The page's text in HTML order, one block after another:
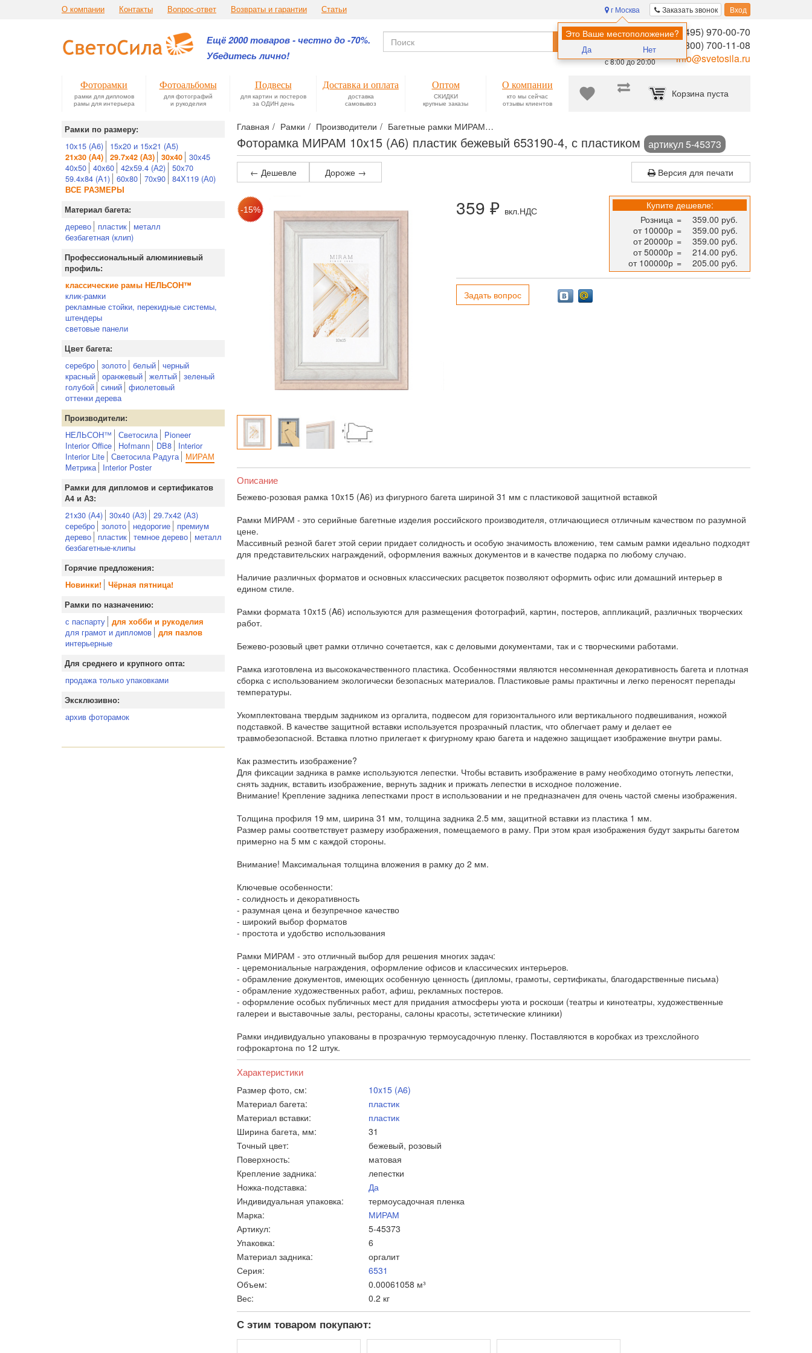
О компании Контакты Вопрос-ответ Возвраты и гарантии Статьи Заказать звонок Вход
г Москва
Это Ваше местоположение?
Да Нет
Ещё 2000 товаров - честно до -70%.
Убедитесь лично!
Помощь в
выборе:
Ежедневно,
с 8:00 до 20:00
8 (495) 970-00-70
8 (800) 700-11-08
info@svetosila.ru
Найти
Корзина пуста
Фоторамки
рамки для дипломов
рамы для интерьера
Фотоальбомы
для фотографий
и рукоделия
Подвесы
для картин и постеров
за ОДИН день
Доставка и оплата
доставка
самовывоз
Оптом
СКИДКИ
крупные заказы
О компании
кто мы сейчас
отзывы клиентов
Главная Рамки Производители Багетные рамки МИРАМ
Фоторамка МИРАМ 10x15 (А6) пластик бежевый 653190-4, с пластиком артикул 5-45373
Рамки по размеру:
10х15 (А6) 15х20 и 15х21 (А5)
21х30 (А4) 29.7х42 (А3) 30х40
30х45
40х50 40х60 42х59.4 (А2) 50х70
59.4х84 (А1) 60х80 70х90 84Х119 (А0)
ВСЕ РАЗМЕРЫ
Материал багета:
дерево пластик
металл
безбагетная (клип)
Профессиональный алюминиевый
профиль:
классические рамы НЕЛЬСОН™
клик-рамки
рекламные стойки, перекидные системы,
штендеры
световые панели
Цвет багета:
серебро золото белый черный
красный оранжевый желтый зеленый
голубой синий фиолетовый
оттенки дерева
Производители:
НЕЛЬСОН™ Светосила
Pioneer
Interior Office
Hofmann DB8
Interior
Interior Lite Светосила Радуга
МИРАМ
Метрика
Interior Poster
Рамки для дипломов и сертификатов
А4 и А3:
21x30 (А4) 30x40 (А3) 29.7х42 (А3)
серебро золото недорогие
премиум
дерево
пластик темное дерево
металл
безбагетные-клипы
Горячие предложения:
Новинки!
Чёрная пятница!
Рамки по назначению:
с паспарту для хобби и рукоделия
для грамот и дипломов для пазлов
интерьерные
Для среднего и крупного опта:
продажа только упаковками
Эксклюзивно:
архив фоторамок
← Дешевле Дороже → Версия для печати
359 ₽ вкл.НДС
Купите дешевле:
Розница =
359.00 руб.
от 10000р =
359.00 руб.
от 20000р =
359.00 руб.
от 50000р =
214.00 руб.
от 100000р = 205.00 руб.
Задать вопрос
Описание
Бежево-розовая рамка 10x15 (A6) из фигурного багета шириной 31 мм с пластиковой защитной вставкой
Рамки МИРАМ - это серийные багетные изделия российского производителя, отличающиеся отличным качеством по разумной
цене.
Массивный резной багет этой серии придает солидность и особую значимость вложению, тем самым рамки идеально подходят
для представительских награждений, оформления важных документов и в качестве подарка по любому случаю.
Наличие различных форматов и основных классических расцветок позволяют оформить офис или домашний интерьер в
едином стиле.
Рамки формата 10x15 (A6) используются для размещения фотографий, картин, постеров, аппликаций, различных творческих
работ.
Бежево-розовый цвет рамки отлично сочетается, как с деловыми документами, так и с творческими работами.
Рамка изготовлена из высококачественного пластика. Особенностями являются несомненная декоративность багета и плотная
сборка с использованием экологически безопасных материалов. Пластиковые рамы практичны и легко переносят перепады
температуры.
Укомплектована твердым задником из оргалита, подвесом для горизонтального или вертикального подвешивания, ножкой
подставкой. В качестве защитной вставки используется прозрачный пластик, что облегчает раму и делает ее
травмобезопасной. Вставка плотно прилегает к фигурному краю багета и надежно защищает изображение внутри рамы.
Как разместить изображение?
Для фиксации задника в рамке используются лепестки. Чтобы вставить изображение в раму необходимо отогнуть лепестки,
снять задник, вставить изображение, вернуть задник и прижать лепестки в исходное положение.
Внимание! Крепление задника лепестками прост в использовании и не предназначен для очень частой смены изображения.
Толщина профиля 19 мм, ширина 31 мм, толщина задника 2.5 мм, защитной вставки из пластика 1 мм.
Размер рамы соответствует размеру изображения, помещаемого в раму. При этом края изображения будут закрыты багетом
примерно на 5 мм с каждой стороны.
Внимание! Максимальная толщина вложения в рамку до 2 мм.
Ключевые особенности:
- солидность и декоративность
- разумная цена и безупречное качество
- широкий выбор форматов
- простота и удобство использования
Рамки МИРАМ - это отличный выбор для решения многих задач:
- церемониальные награждения, оформление офисов и классических интерьеров.
- обрамление документов, имеющих особенную ценность (дипломы, грамоты, сертификаты, благодарственные письма)
- обрамление художественных работ, афиш, рекламных постеров.
- оформление особых публичных мест для придания атмосферы уюта и роскоши (театры и кинотеатры, художественные
галереи и выставочные залы, рестораны, салоны красоты, эстетические клиники)
Рамки индивидуально упакованы в прозрачную термоусадочную пленку. Поставляются в коробках из трехслойного
гофрокартона по 12 штук.
Характеристики
Размер фото, см:
10x15 (А6)
Материал багета:
пластик
Материал вставки:
пластик
Ширина багета, мм:
31
Точный цвет:
бежевый, розовый
Поверхность:
матовая
Крепление задника:
лепестки
Ножка-подставка:
Да
Индивидуальная упаковка:
термоусадочная пленка
Марка:
МИРАМ
Артикул:
5-45373
Упаковка:
6
Материал задника:
оргалит
Серия:
6531
Объем:
0.00061058 м³
Вес:
0.2 кг
С этим товаром покупают: